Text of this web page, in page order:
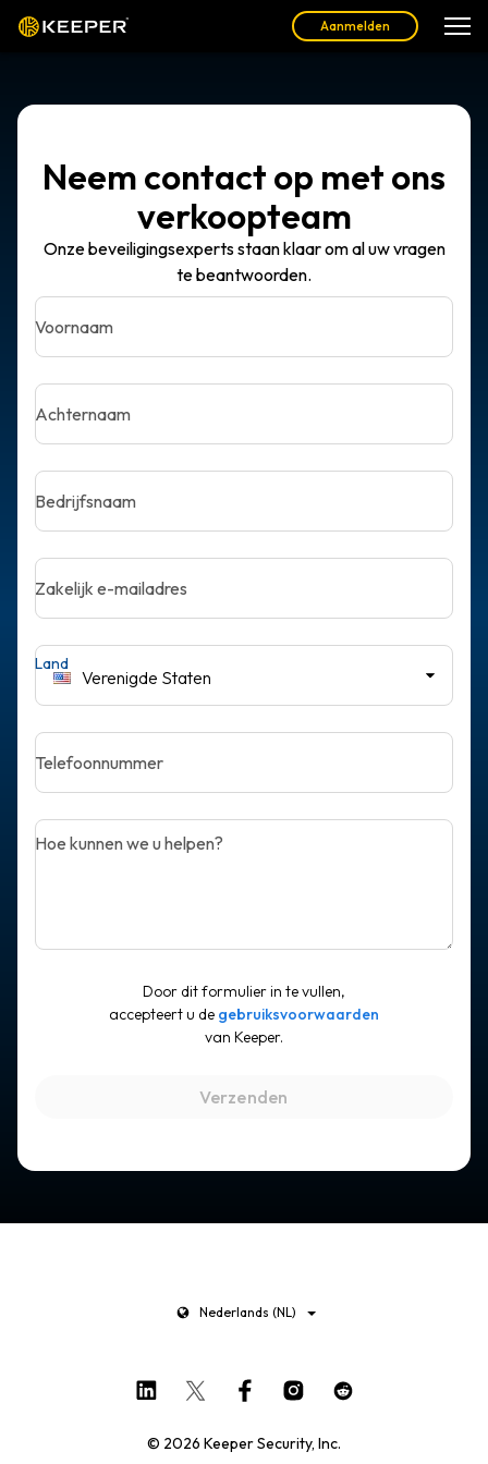
Aanmelden
Neem contact op met ons
verkoopteam
Onze beveiligingsexperts staan klaar om al uw vragen
te beantwoorden.
Voornaam
Achternaam
Bedrijfsnaam
Zakelijk e-mailadres
Verenigde Staten
Land
Telefoonnummer
Hoe kunnen we u helpen?
Door dit formulier in te vullen,
accepteert u de gebruiksvoorwaarden
van Keeper.
Nederlands (NL)
© 2026 Keeper Security, Inc.